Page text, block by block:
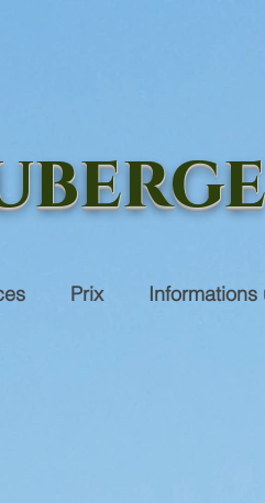
Prix Informations